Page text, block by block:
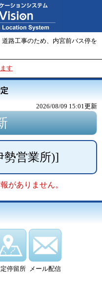
道路工事のため、内宮前バス停を
す
2026/08/09 15:01 更新
勢営業所)]
がありません。
停留所 メール配信